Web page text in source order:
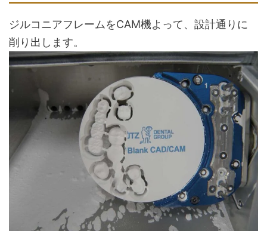
ジルコニアフレームをCAM機よって、設計通りに
削り出します。